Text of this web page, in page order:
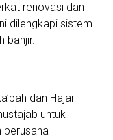
renovasi dan
dilengkapi sistem
banjir.
dan Hajar
untuk
berusaha